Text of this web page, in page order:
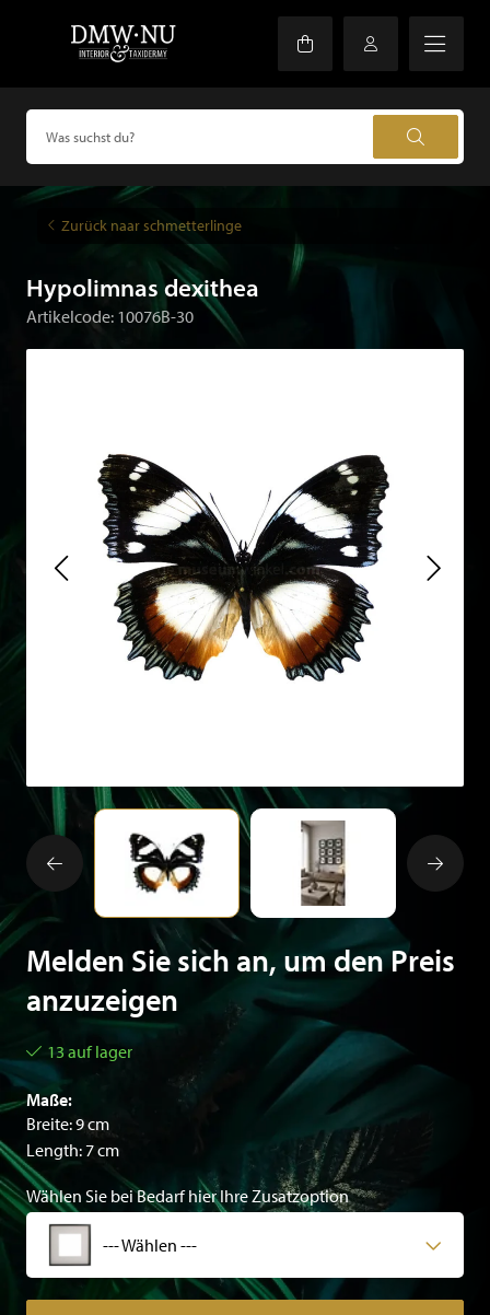
Zurück naar schmetterlinge
Hypolimnas dexithea
Artikelcode: 10076B-30
Melden Sie sich an, um den Preis
anzuzeigen
13 auf lager
Maße:
Breite: 9 cm
Length: 7 cm
Wählen Sie bei Bedarf hier Ihre Zusatzoption
--- Wählen ---